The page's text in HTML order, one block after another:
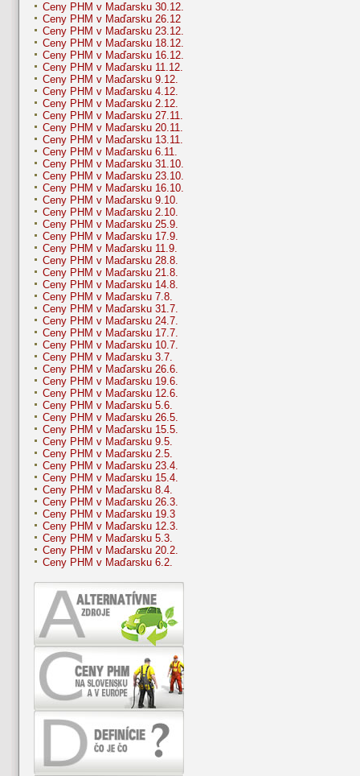
Ceny PHM v Maďarsku 30.12.
Ceny PHM v Maďarsku 26.12
Ceny PHM v Maďarsku 23.12.
Ceny PHM v Maďarsku 18.12.
Ceny PHM v Maďarsku 16.12.
Ceny PHM v Maďarsku 11.12.
Ceny PHM v Maďarsku 9.12.
Ceny PHM v Maďarsku 4.12.
Ceny PHM v Maďarsku 2.12.
Ceny PHM v Maďarsku 27.11.
Ceny PHM v Maďarsku 20.11.
Ceny PHM v Maďarsku 13.11.
Ceny PHM v Maďarsku 6.11.
Ceny PHM v Maďarsku 31.10.
Ceny PHM v Maďarsku 23.10.
Ceny PHM v Maďarsku 16.10.
Ceny PHM v Maďarsku 9.10.
Ceny PHM v Maďarsku 2.10.
Ceny PHM v Maďarsku 25.9.
Ceny PHM v Maďarsku 17.9.
Ceny PHM v Maďarsku 11.9.
Ceny PHM v Maďarsku 28.8.
Ceny PHM v Maďarsku 21.8.
Ceny PHM v Maďarsku 14.8.
Ceny PHM v Maďarsku 7.8.
Ceny PHM v Maďarsku 31.7.
Ceny PHM v Maďarsku 24.7.
Ceny PHM v Maďarsku 17.7.
Ceny PHM v Maďarsku 10.7.
Ceny PHM v Maďarsku 3.7.
Ceny PHM v Maďarsku 26.6.
Ceny PHM v Maďarsku 19.6.
Ceny PHM v Maďarsku 12.6.
Ceny PHM v Maďarsku 5.6.
Ceny PHM v Maďarsku 26.5.
Ceny PHM v Maďarsku 15.5.
Ceny PHM v Maďarsku 9.5.
Ceny PHM v Maďarsku 2.5.
Ceny PHM v Maďarsku 23.4.
Ceny PHM v Maďarsku 15.4.
Ceny PHM v Maďarsku 8.4.
Ceny PHM v Maďarsku 26.3.
Ceny PHM v Maďarsku 19.3
Ceny PHM v Maďarsku 12.3.
Ceny PHM v Maďarsku 5.3.
Ceny PHM v Maďarsku 20.2.
Ceny PHM v Maďarsku 6.2.